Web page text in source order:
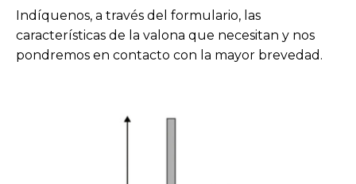
Indíquenos, a través del formulario, las
características de la valona que necesitan y nos
pondremos en contacto con la mayor brevedad.